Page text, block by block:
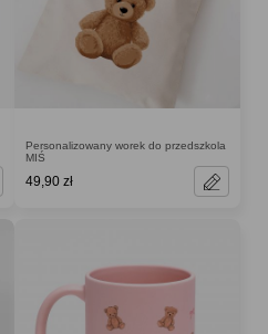
Personalizowany worek do przedszkola
MIŚ
49,90 zł